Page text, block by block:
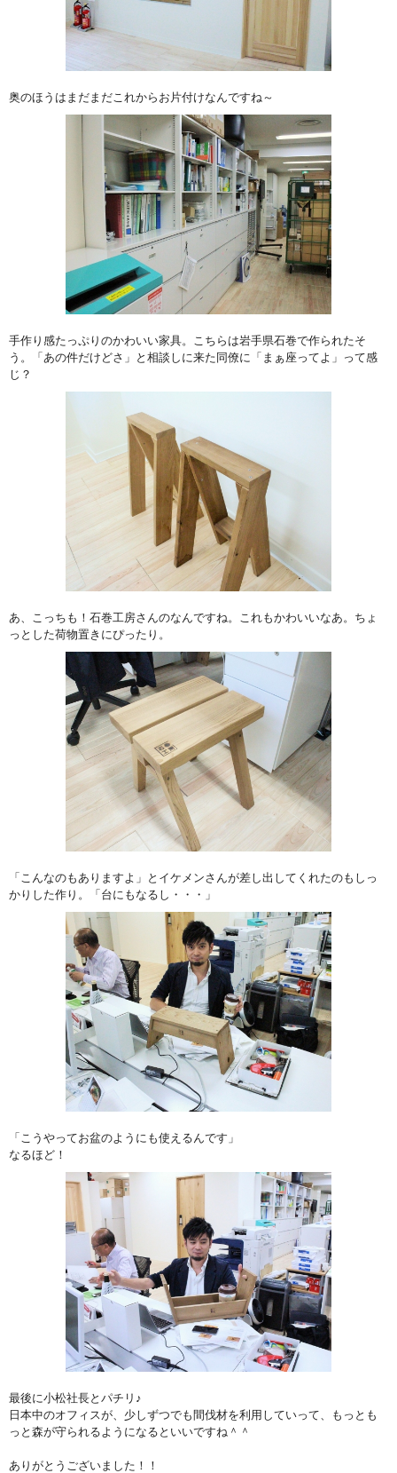
奥のほうはまだまだこれからお片付けなんですね～
手作り感たっぷりのかわいい家具。こちらは岩手県石巻で作られたそ
う。「あの件だけどさ」と相談しに来た同僚に「まぁ座ってよ」って感
じ？
あ、こっちも！石巻工房さんのなんですね。これもかわいいなあ。ちょ
っとした荷物置きにぴったり。
「こんなのもありますよ」とイケメンさんが差し出してくれたのもしっ
かりした作り。「台にもなるし・・・」
「こうやってお盆のようにも使えるんです」
なるほど！
最後に小松社長とパチリ♪
日本中のオフィスが、少しずつでも間伐材を利用していって、もっとも
っと森が守られるようになるといいですね＾＾
ありがとうございました！！